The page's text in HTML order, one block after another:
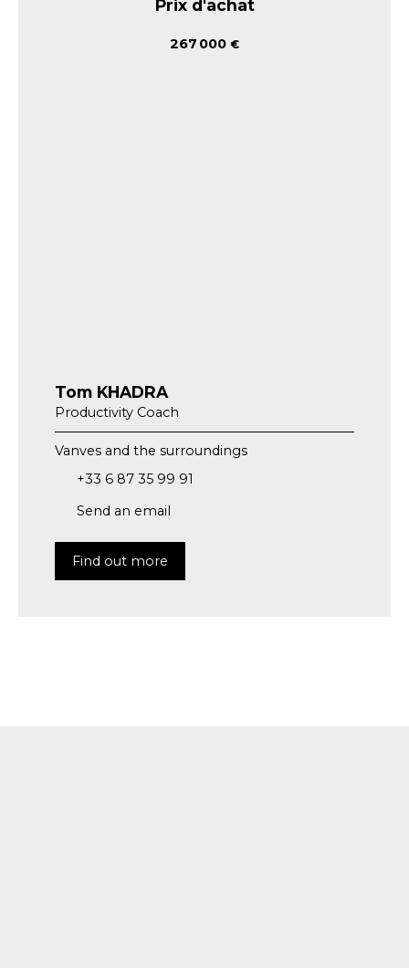
Prix d'achat
267 000 €
Tom KHADRA
Productivity Coach
Vanves and the surroundings
+33 6 87 35 99 91
Send an email
Find out more